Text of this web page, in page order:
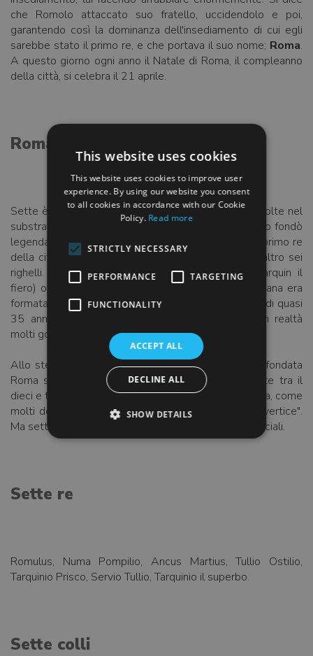
che Romolo attaccato suo fratello, uccidendolo e poi,
garantendo così la dominanza dell'insediamento di cui egli
sarebbe stato il primo re, e che portava il suo nome; Roma.
A questo giorno ogni anno il Natale di Roma, il compleanno
della città, si celebra il 21 aprile.
Roma in sette
Sette è un numero ricorrente e caratteristiche due volte nel
substrato roccioso della storia romana. Dopo Romolo fondò
legendarily Roma 21 aprile 753 A.C., diventando il primo re
della città, si dice che sono stata sostituita da un altro sei
righelli. L'ultimo di questi, Tarquinio il superbo (Tarquin il
fiero) overthrown in 509 A.C., e la Repubblica romana era
formata. Che avrebbe funzionato in un regno medio di quasi
35 anni ciascuno, rendendo probabile che c'era in realtà
molti governanti più.
Allo stesso modo i famosi sette colli su cui venne fondata
Roma sono davvero piuttosto più, da qualche parte tra il
dieci e tredici anni a seconda del vostro punto di vista, come
molti dei colli ufficiali si compongono di più di un "vertice".
Ma sette è un numero grande, Qui ci sono le liste ufficiali.
Sette re
Romulus, Numa Pompilio, Ancus Martius, Tullio Ostilio,
Tarquinio Prisco, Servio Tullio, Tarquinio il superbo.
Sette colli
This website uses cookies
This website uses cookies to improve user
experience. By using our website you consent
to all cookies in accordance with our Cookie
Policy. Read more
STRICTLY NECESSARY
PERFORMANCE TARGETING
FUNCTIONALITY
ACCEPT ALL
DECLINE ALL
SHOW DETAILS